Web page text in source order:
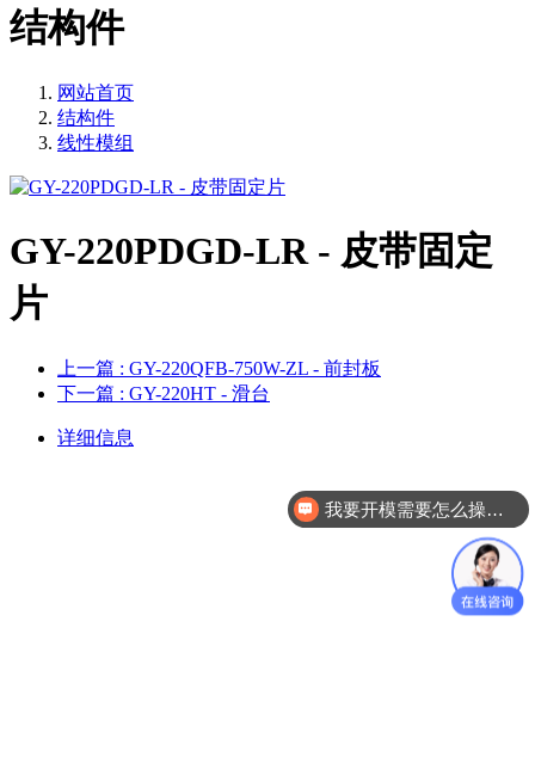
结构件
网站首页
结构件
线性模组
GY-220PDGD-LR - 皮带固定
片
上一篇 : GY-220QFB-750W-ZL - 前封板
下一篇 : GY-220HT - 滑台
详细信息
我要开模需要怎么操作？